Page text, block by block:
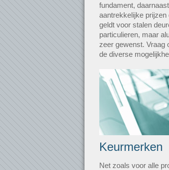
fundament,
aantrekkelijke
geldt voor stalen
particulieren, maar
zeer gewenst. Vraag
de diverse
Keurmerken
Net zoals voor alle